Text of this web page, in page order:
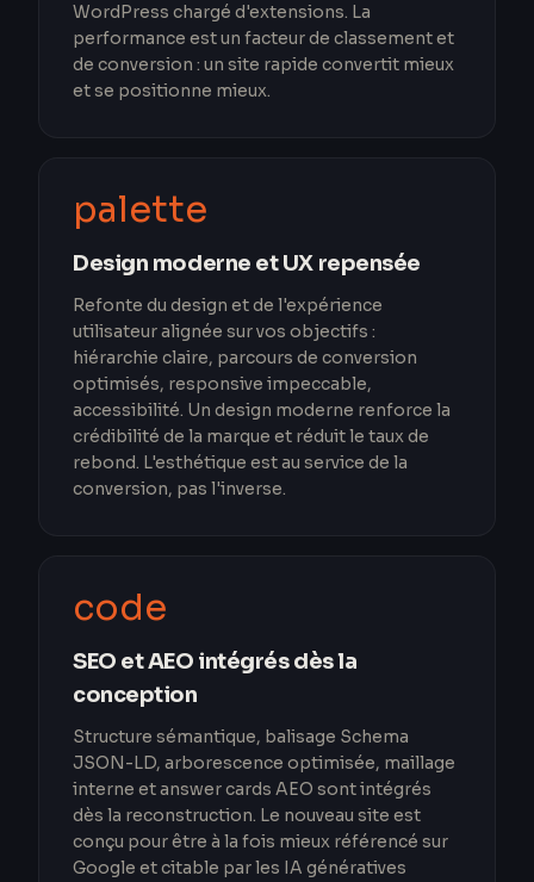
WordPress chargé d'extensions. La
performance est un facteur de classement et
de conversion : un site rapide convertit mieux
et se positionne mieux.
palette
Design moderne et UX repensée
Refonte du design et de l'expérience
utilisateur alignée sur vos objectifs :
hiérarchie claire, parcours de conversion
optimisés, responsive impeccable,
accessibilité. Un design moderne renforce la
crédibilité de la marque et réduit le taux de
rebond. L'esthétique est au service de la
conversion, pas l'inverse.
code
SEO et AEO intégrés dès la
conception
Structure sémantique, balisage Schema
JSON-LD, arborescence optimisée, maillage
interne et answer cards AEO sont intégrés
dès la reconstruction. Le nouveau site est
conçu pour être à la fois mieux référencé sur
Google et citable par les IA génératives